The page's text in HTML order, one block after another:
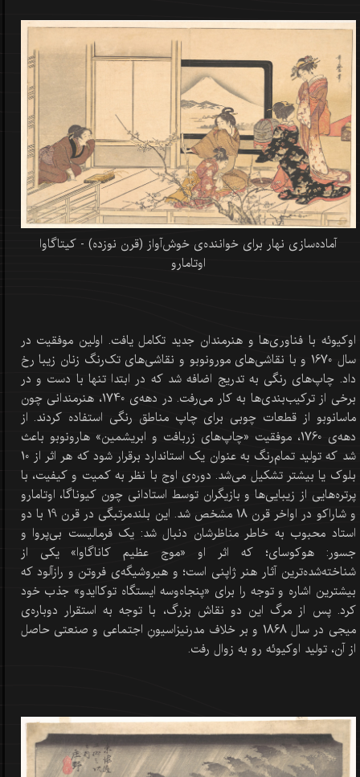
آماده‌سازی نهار برای خواننده‌ی خوش‌آواز (قرن نوزده) - کیتاگاوا
اوتامارو
اوکیوئه با فناوری‌ها و هنرمندان جدید تکامل یافت. اولین موفقیت در
سال 1670 و با نقاشی‌های مورونوبو و نقاشی‌های تک‌رنگ زنان زیبا رخ
داد. چاپ‌های رنگی به تدریج اضافه شد که در ابتدا تنها با دست و در
برخی از ترکیب‌بندی‌ها به کار می‌رفت. در دهه‌ی 1740، هنرمندانی چون
ماسانوبو از قطعات چوبی برای چاپ مناطق رنگی استفاده کردند. از
دهه‌ی 1760، موفقیت «چاپ‌های زربافت و ابریشمین» هارونوبو باعث
شد که تولید تمام‌رنگ به عنوان یک استاندارد برقرار شود که هر اثر از 10
بلوک یا بیشتر تشکیل می‌شد. دوره‌ی اوج با نظر به کمیت و کیفیت، با
پرتره‌هایی از زیبایی‌ها و بازیگران توسط استادانی چون کیوناگا، اوتامارو
و شاراکو در اواخر قرن 18 مشخص شد. این بلندمرتبگی در قرن 19 با دو
استاد محبوب به خاطر مناظرشان دنبال شد: یک فرمالیست بی‌پروا و
جسور: هوکوسای؛ که اثر او «موج عظیم کاناگاوا» یکی از
شناخته‌شده‌ترین آثار هنر ژاپنی است؛ و هیروشیگه‌ی فروتن و رازآلود که
بیشترین اشاره و توجه را برای «پنجاه‌وسه ایستگاه توکاایدو» جذب خود
کرد. پس از مرگ این دو نقاش بزرگ، با توجه به استقرار دوباره‌ی
میجی در سال 1868 و بر خلاف مدرنیزاسیونِ اجتماعی و صنعتی حاصل
از آن، تولید اوکیوئه رو به زوال رفت.